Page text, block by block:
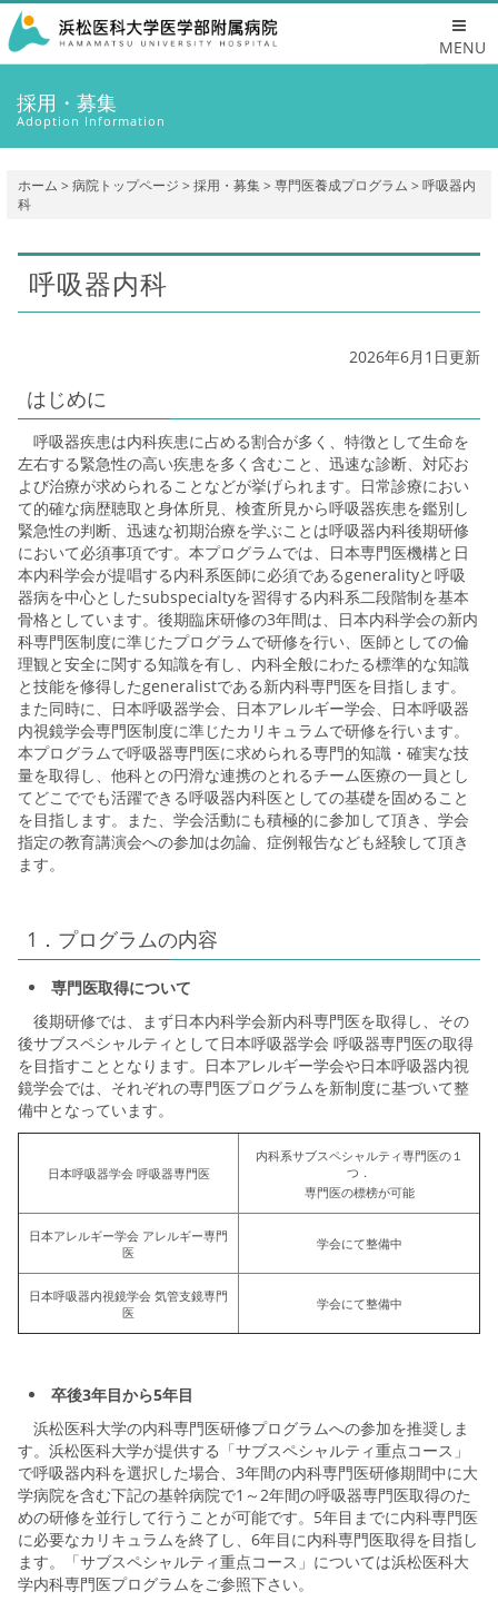
MENU
採用・募集
Adoption Information
ホーム > 病院トップページ > 採用・募集> 専門医養成プログラム > 呼吸器内
科
呼吸器内科
2026年6月1日更新
はじめに
呼吸器疾患は内科疾患に占める割合が多く、特徴として生命を
左右する緊急性の高い疾患を多く含むこと、迅速な診断、対応お
よび治療が求められることなどが挙げられます。日常診療におい
て的確な病歴聴取と身体所見、検査所見から呼吸器疾患を鑑別し
緊急性の判断、迅速な初期治療を学ぶことは呼吸器内科後期研修
において必須事項です。本プログラムでは、日本専門医機構と日
本内科学会が提唱する内科系医師に必須であるgeneralityと呼吸
器病を中心としたsubspecialtyを習得する内科系二段階制を基本
骨格としています。後期臨床研修の3年間は、日本内科学会の新内
科専門医制度に準じたプログラムで研修を行い、医師としての倫
理観と安全に関する知識を有し、内科全般にわたる標準的な知識
と技能を修得したgeneralistである新内科専門医を目指します。
また同時に、日本呼吸器学会、日本アレルギー学会、日本呼吸器
内視鏡学会専門医制度に準じたカリキュラムで研修を行います。
本プログラムで呼吸器専門医に求められる専門的知識・確実な技
量を取得し、他科との円滑な連携のとれるチーム医療の一員とし
てどこででも活躍できる呼吸器内科医としての基礎を固めること
を目指します。また、学会活動にも積極的に参加して頂き、学会
指定の教育講演会への参加は勿論、症例報告なども経験して頂き
ます。
1．プログラムの内容
専門医取得について
後期研修では、まず日本内科学会新内科専門医を取得し、その
後サブスペシャルティとして日本呼吸器学会 呼吸器専門医の取得
を目指すこととなります。日本アレルギー学会や日本呼吸器内視
鏡学会では、それぞれの専門医プログラムを新制度に基づいて整
備中となっています。
日本呼吸器学会 呼吸器専門医
内科系サブスペシャルティ専門医の１
つ．
専門医の標榜が可能
日本アレルギー学会 アレルギー専門
医
学会にて整備中
日本呼吸器内視鏡学会 気管支鏡専門
医
学会にて整備中
卒後3年目から5年目
浜松医科大学の内科専門医研修プログラムへの参加を推奨しま
す。浜松医科大学が提供する「サブスペシャルティ重点コース」
で呼吸器内科を選択した場合、3年間の内科専門医研修期間中に大
学病院を含む下記の基幹病院で1～2年間の呼吸器専門医取得のた
めの研修を並行して行うことが可能です。5年目までに内科専門医
に必要なカリキュラムを終了し、6年目に内科専門医取得を目指し
ます。「サブスペシャルティ重点コース」については浜松医科大
学内科専門医プログラムをご参照下さい。